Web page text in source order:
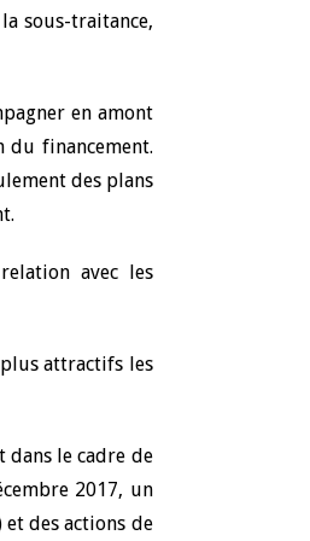
sous-traitance,
en amont
financement.
des plans
avec les
attractifs les
le cadre de
2017, un
des actions de